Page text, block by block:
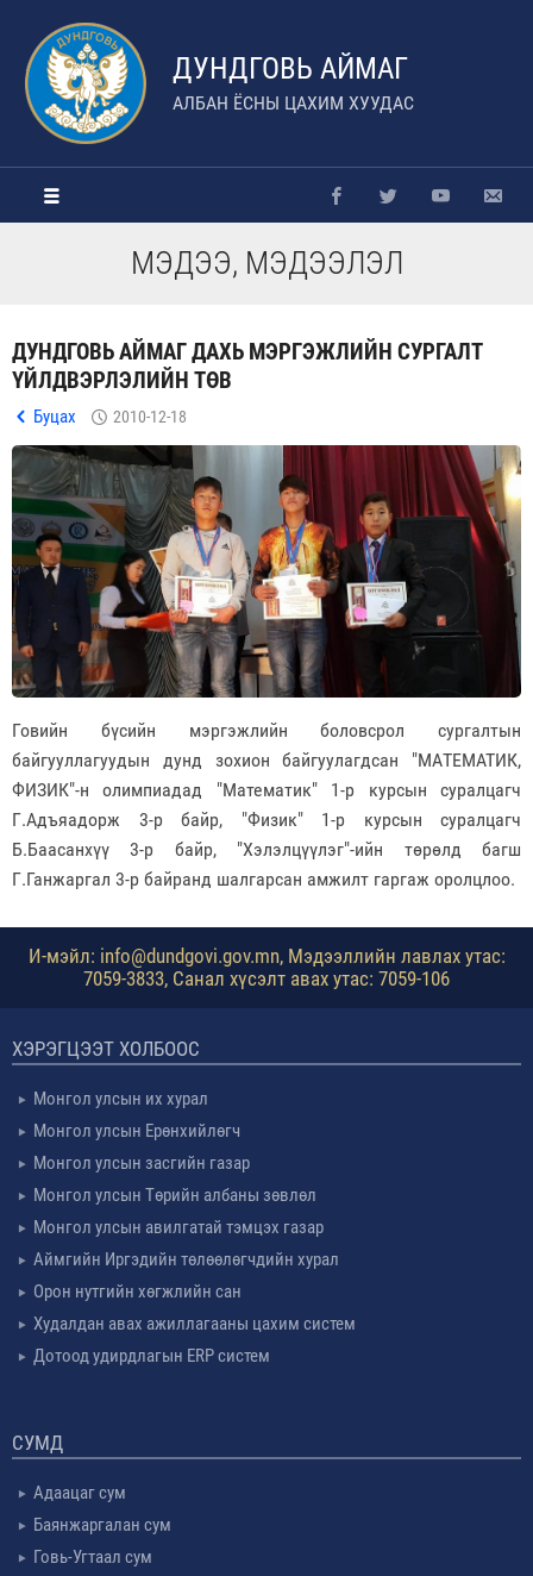
ДУНДГОВЬ АЙМАГ
АЛБАН ЁСНЫ ЦАХИМ ХУУДАС
МЭДЭЭ, МЭДЭЭЛЭЛ
ДУНДГОВЬ АЙМАГ ДАХЬ МЭРГЭЖЛИЙН СУРГАЛТ
ҮЙЛДВЭРЛЭЛИЙН ТӨВ
Буцах 2010-12-18
Говийн бүсийн мэргэжлийн боловсрол сургалтын
байгууллагуудын дунд зохион байгуулагдсан "MAТЕМАТИК,
ФИЗИК"-н олимпиадад "Математик" 1-р курсын суралцагч
Г.Адъяадорж 3-р байр, "Физик" 1-р курсын суралцагч
Б.Баасанхүү 3-р байр, "Хэлэлцүүлэг"-ийн төрөлд багш
Г.Ганжаргал 3-р байранд шалгарсан амжилт гаргаж оролцлоо.
И-мэйл: info@dundgovi.gov.mn, Мэдээллийн лавлах утас:
7059-3833, Санал хүсэлт авах утас: 7059-106
ХЭРЭГЦЭЭТ ХОЛБООС
Монгол улсын их хурал
Монгол улсын Ерөнхийлөгч
Монгол улсын засгийн газар
Монгол улсын Төрийн албаны зөвлөл
Монгол улсын авилгатай тэмцэх газар
Аймгийн Иргэдийн төлөөлөгчдийн хурал
Орон нутгийн хөгжлийн сан
Худалдан авах ажиллагааны цахим систем
Дотоод удирдлагын ERP систем
СУМД
Адаацаг сум
Баянжаргалан сум
Говь-Угтаал сум